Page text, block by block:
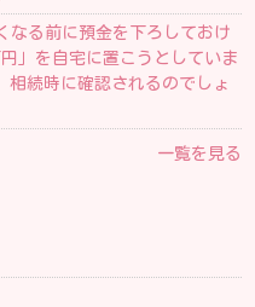
なる前に預金を下ろしておけ
」を自宅に置こうとしていま
相続時に確認されるのでしょ
一覧を見る